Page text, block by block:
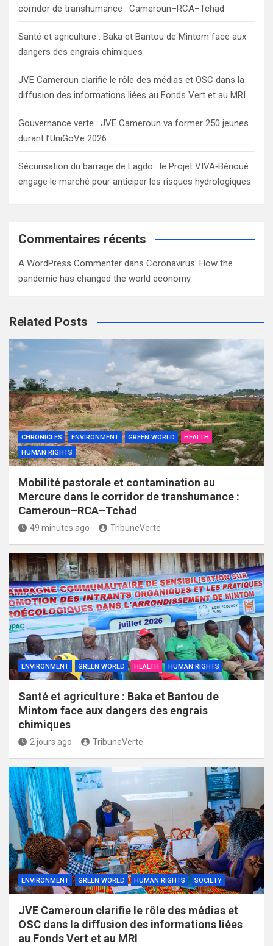
corridor de transhumance : Cameroun–RCA–Tchad
Santé et agriculture : Baka et Bantou de Mintom face aux
dangers des engrais chimiques
JVE Cameroun clarifie le rôle des médias et OSC dans la
diffusion des informations liées au Fonds Vert et au MRI
Gouvernance verte : JVE Cameroun va former 250 jeunes
durant l’UniGoVe 2026
Sécurisation du barrage de Lagdo : le Projet VIVA‑Bénoué
engage le marché pour anticiper les risques hydrologiques
Commentaires récents
A WordPress Commenter dans Coronavirus: How the
pandemic has changed the world economy
Related Posts
CHRONICLES ENVIRONMENT GREEN WORLD
HEALTH
HUMAN RIGHTS
Mobilité pastorale et contamination au
Mercure dans le corridor de transhumance :
Cameroun–RCA–Tchad
49 minutes ago TribuneVerte
ENVIRONMENT GREEN WORLD HEALTH HUMAN RIGHTS
Santé et agriculture : Baka et Bantou de
Mintom face aux dangers des engrais
chimiques
2 jours ago TribuneVerte
ENVIRONMENT GREEN WORLD HUMAN RIGHTS SOCIETY
JVE Cameroun clarifie le rôle des médias et
OSC dans la diffusion des informations liées
au Fonds Vert et au MRI